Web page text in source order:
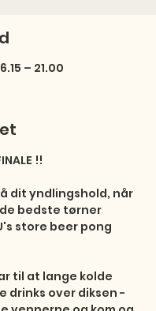
– 21.00
!!
dit yndlingshold, når
bedste tørner
store beer pong
til at lange kolde
drinks over diksen -